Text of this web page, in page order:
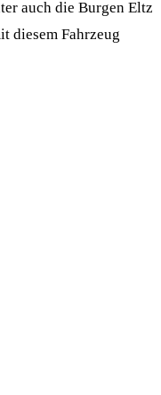
auch die Burgen Eltz
diesem Fahrzeug